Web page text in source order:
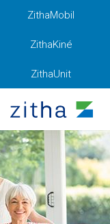
ZithaMobil
ZithaKiné
ZithaUnit